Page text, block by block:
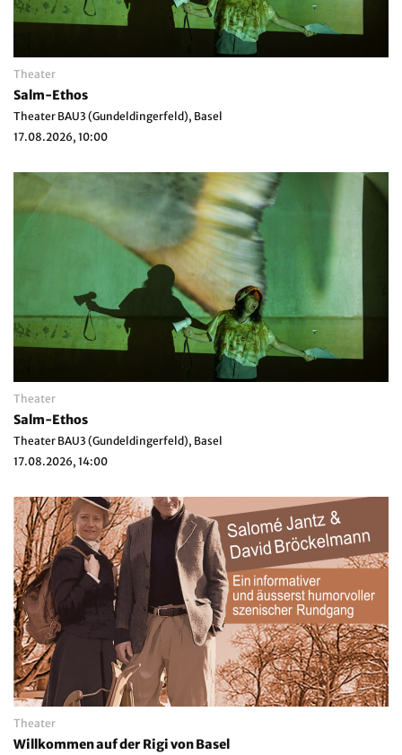
Theater
Salm-Ethos
Theater BAU3 (Gundeldingerfeld), Basel
17.08.2026, 10:00
Theater
Salm-Ethos
Theater BAU3 (Gundeldingerfeld), Basel
17.08.2026, 14:00
Theater
Willkommen auf der Rigi von Basel